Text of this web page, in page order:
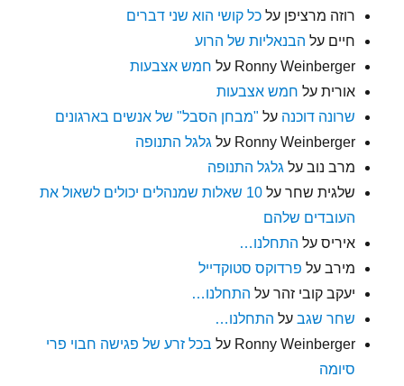
רוזה מרציפן עלכל קושי הוא שני דברים
חיים על הבנאליות של הרוע
Ronny Weinberger על חמש אצבעות
אורית על חמש אצבעות
שרונה דוכנה על "מבחן הסבל" של אנשים בארגונים
Ronny Weinberger על גלגל התנופה
מרב נוב על גלגל התנופה
שלגית שחר על
10 שאלות שמנהלים יכולים לשאול את
העובדים שלהם
איריס על התחלנו…
מירב על פרדוקס סטוקדייל
יעקב קובי זהר על התחלנו…
שחר שגב על התחלנו…
Ronny Weinberger על בכל זרע של פגישה חבוי פרי
סיומה